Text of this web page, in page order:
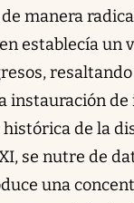
manera
establecía
instauración
de la
se nutre de
una